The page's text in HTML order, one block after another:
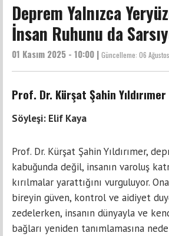
Deprem Yalnızca
İnsan Ruhunu da
01 Kasım 2025 - 10:00 | Güncelleme: 06
Prof. Dr. Kürşat Şahin
Söyleşi: Elif Kaya
Prof. Dr. Kürşat Şahin Yıldırımer,
kabuğunda değil, insanın varoluş
kırılmalar yarattığını vurguluyor.
bireyin güven, kontrol ve aidiyet
zedelerken, insanın dünyayla ve
bağları yeniden tanımlamasına